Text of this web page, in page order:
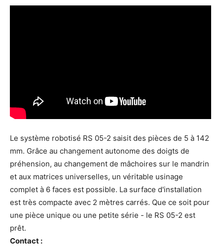
Le système robotisé RS 05-2 saisit des pièces de 5 à 142
mm. Grâce au changement autonome des doigts de
préhension, au changement de mâchoires sur le mandrin
et aux matrices universelles, un véritable usinage
complet à 6 faces est possible. La surface d'installation
est très compacte avec 2 mètres carrés. Que ce soit pour
une pièce unique ou une petite série - le RS 05-2 est
prêt.
Contact :